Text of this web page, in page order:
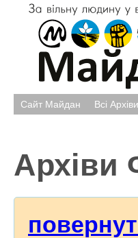
Сайт Майдан Всі
Архіви